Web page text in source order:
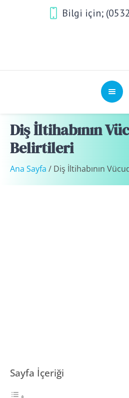
Bilgi için;
Diş İltihabının
Belirtileri
Ana Sayfa / Diş İltihabının
Sayfa İçeriği